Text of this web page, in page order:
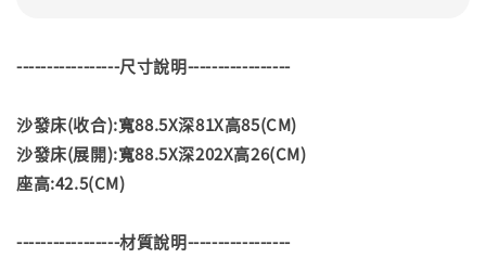
-----------------尺寸說明-----------------
沙發床(收合):寬88.5X深81X高85(CM)
沙發床(展開):寬88.5X深202X高26(CM)
座高:42.5(CM)
-----------------材質說明-----------------